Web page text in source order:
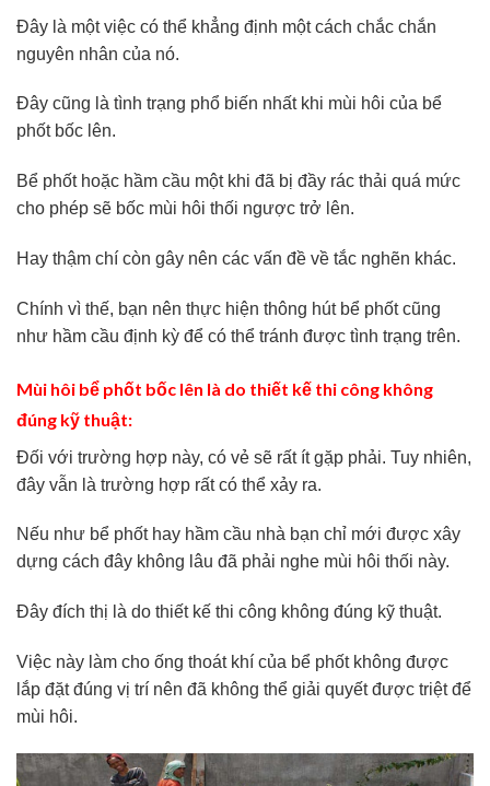
Đây là một việc có thể khẳng định một cách chắc chắn
nguyên nhân của nó.
Đây cũng là tình trạng phổ biến nhất khi mùi hôi của bể
phốt bốc lên.
Bể phốt hoặc hầm cầu một khi đã bị đầy rác thải quá mức
cho phép sẽ bốc mùi hôi thối ngược trở lên.
Hay thậm chí còn gây nên các vấn đề về tắc nghẽn khác.
Chính vì thế, bạn nên thực hiện thông hút bể phốt cũng
như hầm cầu định kỳ để có thể tránh được tình trạng trên.
Mùi hôi bể phốt bốc lên là do thiết kế thi công không
đúng kỹ thuật:
Đối với trường hợp này, có vẻ sẽ rất ít gặp phải. Tuy nhiên,
đây vẫn là trường hợp rất có thể xảy ra.
Nếu như bể phốt hay hầm cầu nhà bạn chỉ mới được xây
dựng cách đây không lâu đã phải nghe mùi hôi thối này.
Đây đích thị là do thiết kế thi công không đúng kỹ thuật.
Việc này làm cho ống thoát khí của bể phốt không được
lắp đặt đúng vị trí nên đã không thể giải quyết được triệt để
mùi hôi.